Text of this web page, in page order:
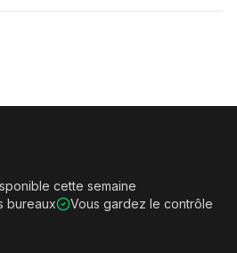
cette semaine
bureaux
Vous gardez le contrôle